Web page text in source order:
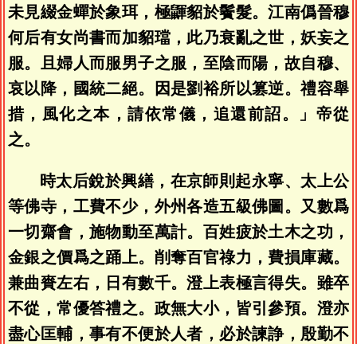
未見綴金蟬於象珥，極鼲貂於鬢髮。江南僞晉穆
何后有女尚書而加貂璫，此乃衰亂之世，妖妄之
服。且婦人而服男子之服，至陰而陽，故自穆、
哀以降，國統二絕。因是劉裕所以篡逆。禮容舉
措，風化之本，請依常儀，追還前詔。」帝從
之。
時太后銳於興繕，在京師則起永寧、太上公
等佛寺，工費不少，外州各造五級佛圖。又數爲
一切齋會，施物動至萬計。百姓疲於土木之功，
金銀之價爲之踊上。削奪百官祿力，費損庫藏。
兼曲賚左右，日有數千。澄上表極言得失。雖卒
不從，常優答禮之。政無大小，皆引參預。澄亦
盡心匡輔，事有不便於人者，必於諫諍，殷勤不